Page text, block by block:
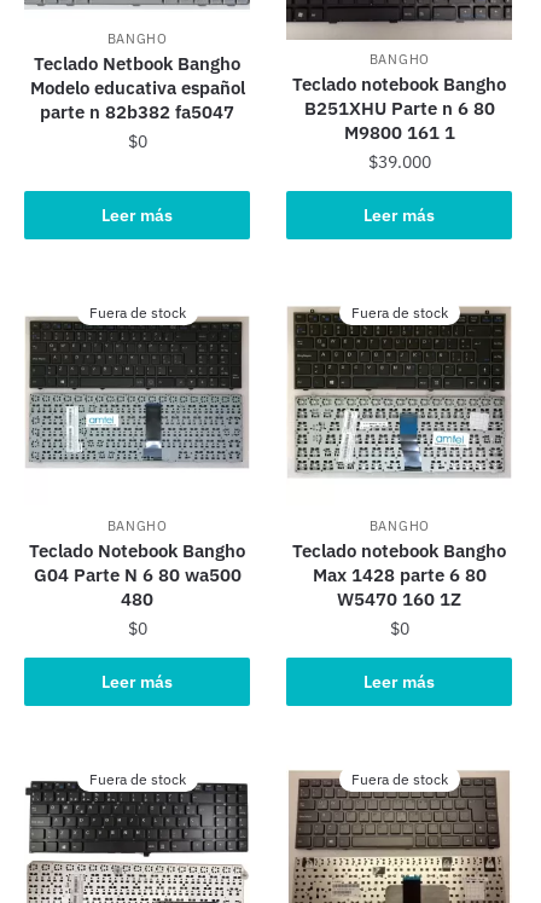
BANGHO
Teclado Netbook Bangho
Modelo educativa español
parte n 82b382 fa5047
$0
Leer más
BANGHO
Teclado notebook Bangho
B251XHU Parte n 6 80
M9800 161 1
$39.000
Leer más
Fuera de stock
BANGHO
Teclado Notebook Bangho
G04 Parte N 6 80 wa500
480
$0
Leer más
Fuera de stock
BANGHO
Teclado notebook Bangho
Max 1428 parte 6 80
W5470 160 1Z
$0
Leer más
Fuera de stock Fuera de stock